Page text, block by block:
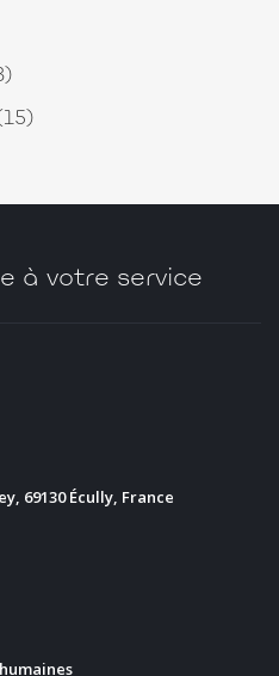
à votre service
69130 Écully, France